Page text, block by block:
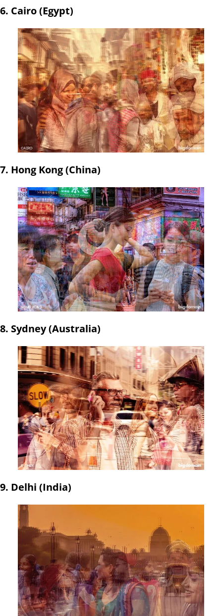
6. Cairo (Egypt)
7. Hong Kong (China)
8. Sydney (Australia)
9. Delhi (India)